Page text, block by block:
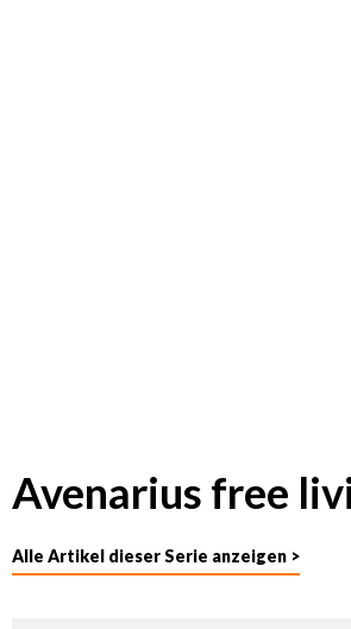
Avenarius free
Alle Artikel dieser Serie anzeigen >